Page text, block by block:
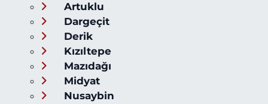
Artuklu
Dargeçit
Derik
Kızıltepe
Mazıdağı
Midyat
Nusaybin